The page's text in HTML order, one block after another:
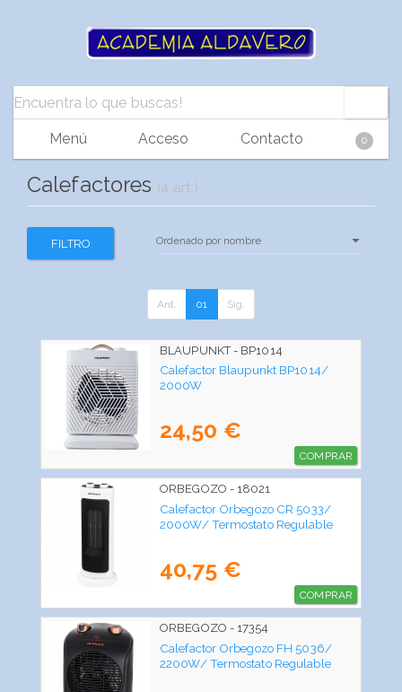
Menú Acceso Contacto 0
Calefactores (4 art.)
FILTRO
Ant. 01 Sig.
BLAUPUNKT - BP1014
Calefactor Blaupunkt BP1014/
2000W
24,50 €
COMPRAR
ORBEGOZO - 18021
Calefactor Orbegozo CR 5033/
2000W/ Termostato Regulable
40,75 €
COMPRAR
ORBEGOZO - 17354
Calefactor Orbegozo FH 5036/
2200W/ Termostato Regulable